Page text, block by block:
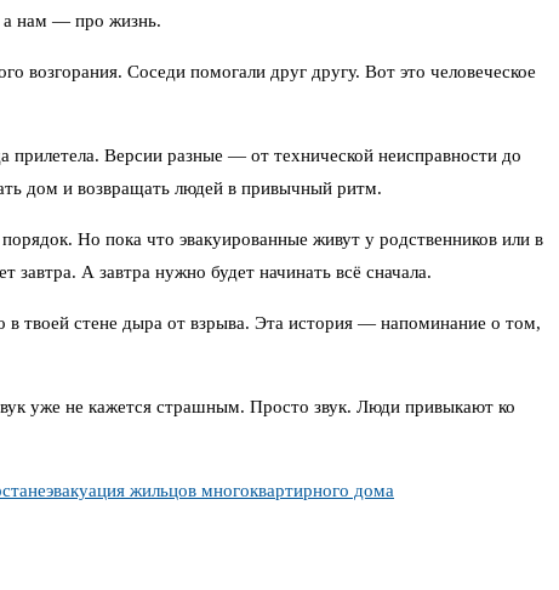
а нам — про жизнь.
Соседи помогали друг другу. Вот это человеческое
Версии разные — от технической неисправности до
дом и возвращать людей в привычный ритм.
Но пока что эвакуированные живут у родственников или в
А завтра нужно будет начинать всё сначала.
твоей стене дыра от взрыва. Эта история — напоминание о том,
уже не кажется страшным. Просто звук. Люди привыкают ко
эвакуация жильцов многоквартирного дома